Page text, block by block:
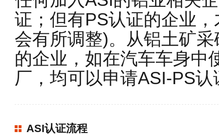
证；但有PS认证的企业
会有所调整)。从铝土矿
的企业，如在汽车车身中
厂，均可以申请ASI-PS认
ASI认证流程